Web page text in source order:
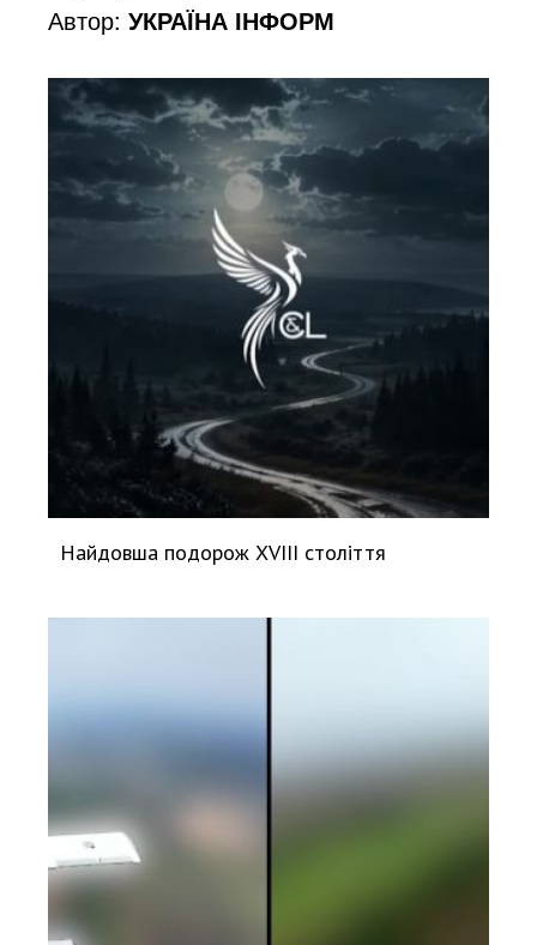
Автор:УКРАЇНА ІНФОРМ
Найдовша подорож XVIII століття